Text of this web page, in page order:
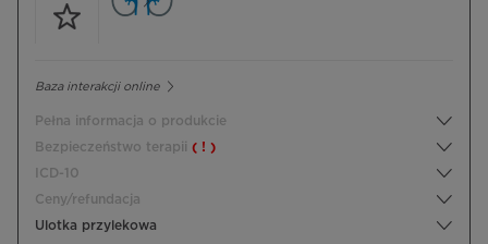
Baza interakcji online
Pełna informacja o produkcie
Bezpieczeństwo terapii ( ! )
ICD-10
Ceny/refundacja
Ulotka przylekowa